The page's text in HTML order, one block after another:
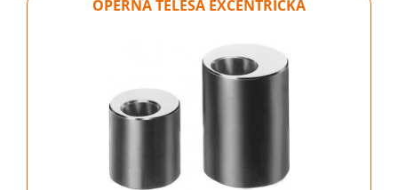
OPĚRNÁ TĚLESA EXCENTRICKÁ